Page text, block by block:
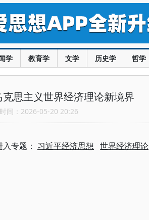
学 教育学 文学 历史学 哲学
思主义世界经济理论新境界
间：2026-05-20 20:26
入专题： 习近平经济思想 世界经济理论